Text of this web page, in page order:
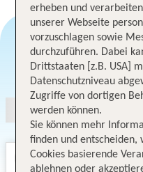
erheben und
unserer Webseite
vorzuschlagen sowie
durchzuführen. Dabei
Drittstaaten [z.B. USA]
Datenschutzniveau
Zugriffe von dortigen
werden können.
Sie können mehr
finden und entscheiden,
Cookies basierende
ablehnen oder